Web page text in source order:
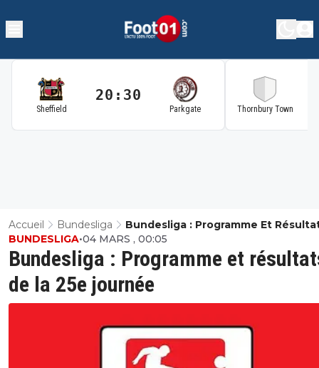
Sheffield
20:30
Parkgate Thornbury Town
Accueil Bundesliga
Bundesliga : Programme Et
La 25e Journée
Bundesliga : Programme et
de la 25e journée
BUNDESLIGA•04 MARS , 00:05